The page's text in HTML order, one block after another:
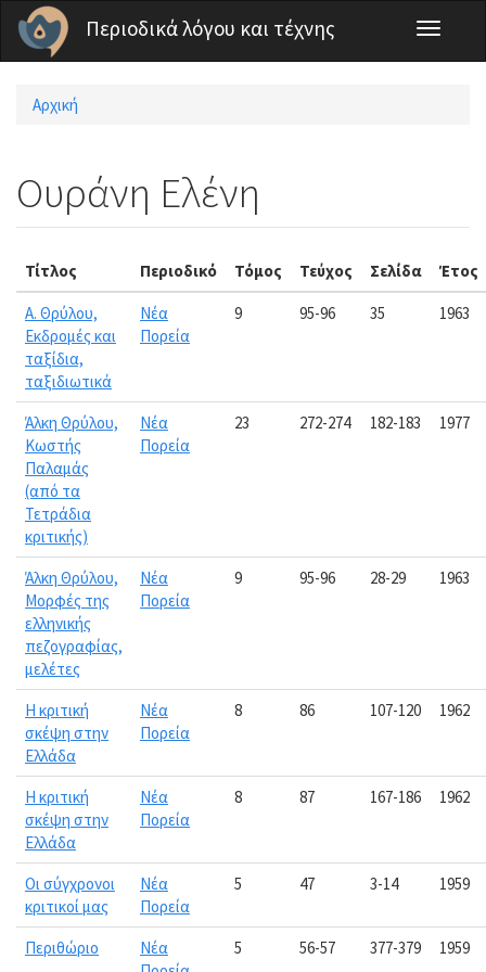
Παράκαμψη προς το κυρίως περιεχόμενο
Περιοδικά λόγου και τέχνης
Toggle
Είστε εδώ
Αρχική
Ουράνη Ελένη
Τίτλος Περιοδικό Τόμος Τεύχος Σελίδα Έτος
Α. Θρύλου,
Εκδρομές και
ταξίδια,
ταξιδιωτικά
Νέα
Πορεία
9 95-96 35 1963
Άλκη Θρύλου,
Κωστής
Παλαμάς
(από τα
Τετράδια
κριτικής)
Νέα
Πορεία
23 272-274 182-183 1977
Άλκη Θρύλου,
Μορφές της
ελληνικής
πεζογραφίας,
μελέτες
Νέα
Πορεία
9 95-96 28-29 1963
Η κριτική
σκέψη στην
Ελλάδα
Νέα
Πορεία
8 86 107-120 1962
Η κριτική
σκέψη στην
Ελλάδα
Νέα
Πορεία
8 87 167-186 1962
Οι σύγχρονοι
κριτικοί μας
Νέα
Πορεία
5 47 3-14 1959
Περιθώριο
Νέα
5 56-57 377-379 1959